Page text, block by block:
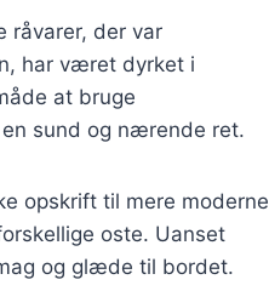
råvarer, der var
har været dyrket i
at bruge
sund og nærende ret.
opskrift til mere moderne
oste. Uanset
og glæde til bordet.